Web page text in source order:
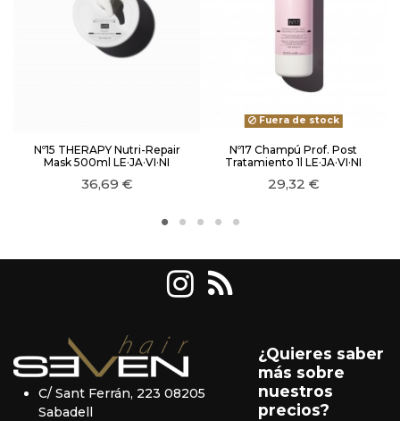
Nº15 THERAPY Nutri-Repair
Mask 500ml LE·JA·VI·NI
36,69 €
Fuera de stock
Nº17 Champú Prof. Post
Tratamiento 1l LE·JA·VI·NI
29,32 €
C/ Sant Ferrán, 223 08205
Sabadell
¿Quieres saber
más sobre
nuestros
precios?